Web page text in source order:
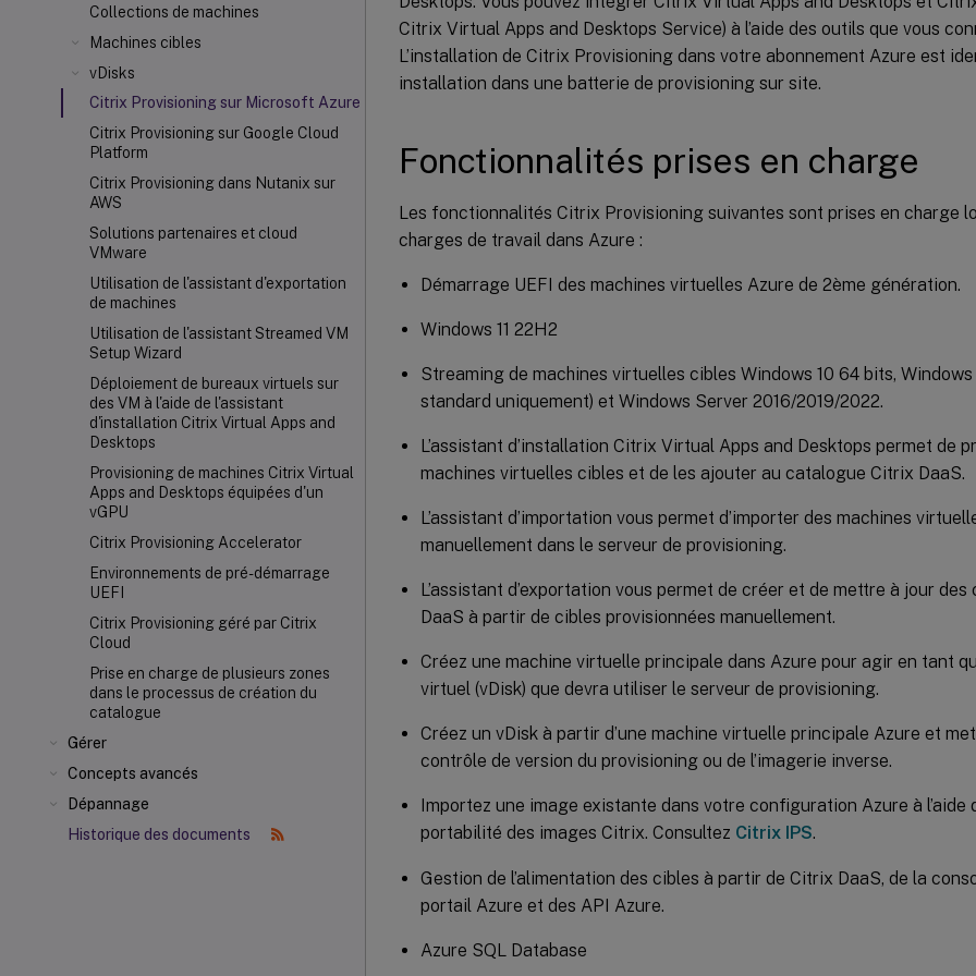
Collections de machines
Machines cibles
vDisks
Citrix Provisioning sur Microsoft Azure
Citrix Provisioning sur Google Cloud
Platform
Citrix Provisioning dans Nutanix sur
AWS
Solutions partenaires et cloud
VMware
Utilisation de l'assistant d'exportation
de machines
Utilisation de l'assistant Streamed VM
Setup Wizard
Déploiement de bureaux virtuels sur
des VM à l'aide de l'assistant
d'installation Citrix Virtual Apps and
Desktops
Provisioning de machines Citrix Virtual
Apps and Desktops équipées d'un
vGPU
Citrix Provisioning Accelerator
Environnements de pré-démarrage
UEFI
Citrix Provisioning géré par Citrix
Cloud
Prise en charge de plusieurs zones
dans le processus de création du
catalogue
Gérer
Concepts avancés
Dépannage
Historique des documents
Citrix Virtual Apps and Desktops Service) à l’aide des outils que vous
L’installation de Citrix Provisioning dans votre abonnement Azure est
installation dans une batterie de provisioning sur site.
Fonctionnalités prises en charge
Les fonctionnalités Citrix Provisioning suivantes sont prises en charge
charges de travail dans Azure :
Démarrage UEFI des machines virtuelles Azure de 2ème génération.
Windows 11 22H2
Streaming de machines virtuelles cibles Windows 10 64 bits, Windows
standard uniquement) et Windows Server 2016/2019/2022.
L’assistant d’installation Citrix Virtual Apps and Desktops permet de
machines virtuelles cibles et de les ajouter au catalogue Citrix DaaS.
L’assistant d’importation vous permet d’importer des machines
manuellement dans le serveur de provisioning.
L’assistant d’exportation vous permet de créer et de mettre à jour
DaaS à partir de cibles provisionnées manuellement.
Créez une machine virtuelle principale dans Azure pour agir en tant
virtuel (vDisk) que devra utiliser le serveur de provisioning.
Créez un vDisk à partir d’une machine virtuelle principale Azure et
contrôle de version du provisioning ou de l’imagerie inverse.
Importez une image existante dans votre configuration Azure à l’aide
portabilité des images Citrix. Consultez Citrix IPS.
Gestion de l’alimentation des cibles à partir de Citrix DaaS, de la
portail Azure et des API Azure.
Azure SQL Database